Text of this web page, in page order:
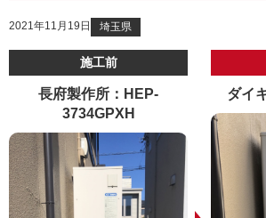
2021年11月19日 埼玉県
施工前
長府製作所：HEP-
3734GPXH
ダイ